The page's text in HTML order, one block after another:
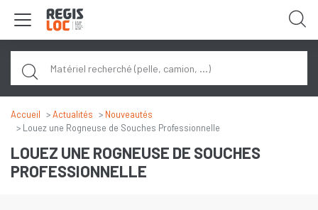
Accueil Actualités
Nouveautés
Louez une Rogneuse de Souches Professionnelle
LOUEZ UNE ROGNEUSE DE SOUCHES
PROFESSIONNELLE
Panneau de gestion des cookies